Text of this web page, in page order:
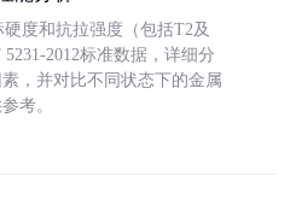
度和抗拉强度（包括T2及
2012标准数据，详细分
，并对比不同状态下的金属
考。